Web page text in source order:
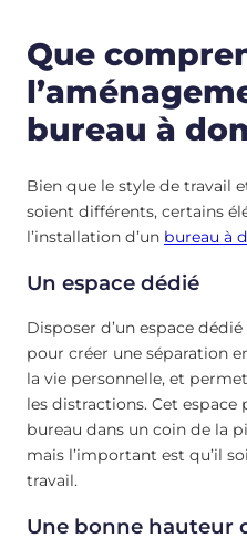
Que
bureau à
Bien que le style de travail
soient différents, certains
l’installation d’un bureau à
Un espace dédié
Disposer d’un espace
pour créer une séparation
la vie personnelle, et
les distractions. Cet espace
bureau dans un coin de la
mais l’important est qu’il
travail.
Une bonne hauteur